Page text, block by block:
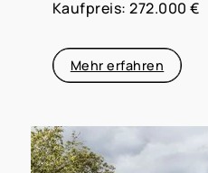
Kaufpreis: 272.000 €
Mehr erfahren